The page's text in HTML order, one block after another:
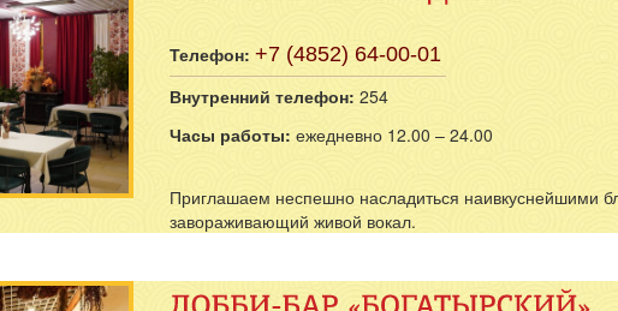
Телефон: +7 (4852) 64-00-01
Внутренний телефон: 254
Часы работы: ежедневно 12.00 – 24.00
Приглашаем неспешно насладиться наивкуснейшими
завораживающий живой вокал.